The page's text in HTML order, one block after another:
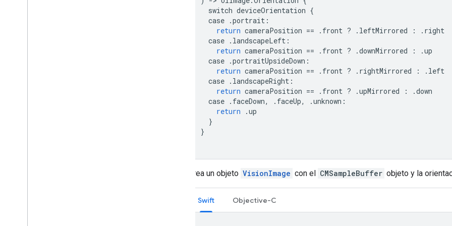
switch deviceOrientation {
case .portrait :
return cameraPosition == . front ? . leftMirrored : . right
case . landscapeLeft :
return cameraPosition == . front ? .downMirrored : .up
case .portraitUpsideDown :
return cameraPosition == . front ? . rightMirrored : . left
case . landscapeRight :
return cameraPosition == . front ? .upMirrored : .down
case . faceDown, . faceUp, .unknown :
return
.up
}
}
Crea un objeto VisionImage con el CMSampleBuffer objeto y la
Swift Objective-C